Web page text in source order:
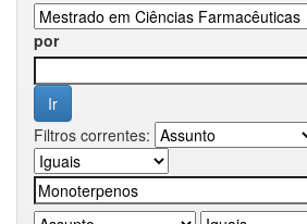
por
Filtros correntes: